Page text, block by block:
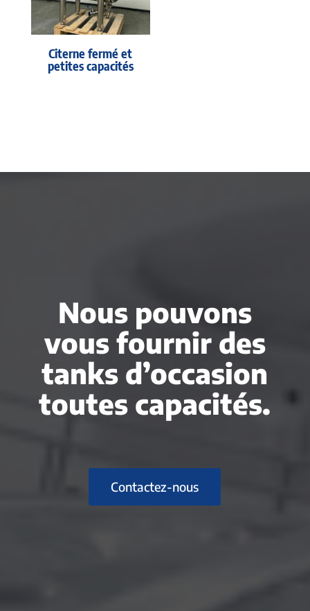
Citerne fermé et
petites capacités
Nous pouvons
vous fournir des
tanks d’occasion
toutes capacités.
Contactez-nous